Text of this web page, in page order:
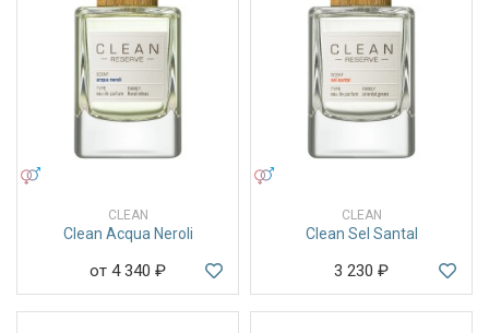
CLEAN
Clean Acqua Neroli
от 4 340 ₽
CLEAN
Clean Sel Santal
3 230 ₽